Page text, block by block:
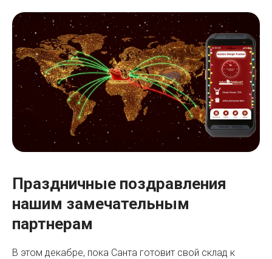
Праздничные поздравления
нашим замечательным
партнерам
В этом декабре, пока Санта готовит свой склад к